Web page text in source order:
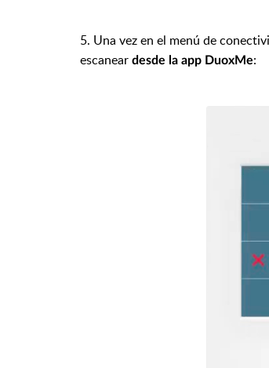
5. Una vez en el menú de
escanear desde la app DuoxMe: